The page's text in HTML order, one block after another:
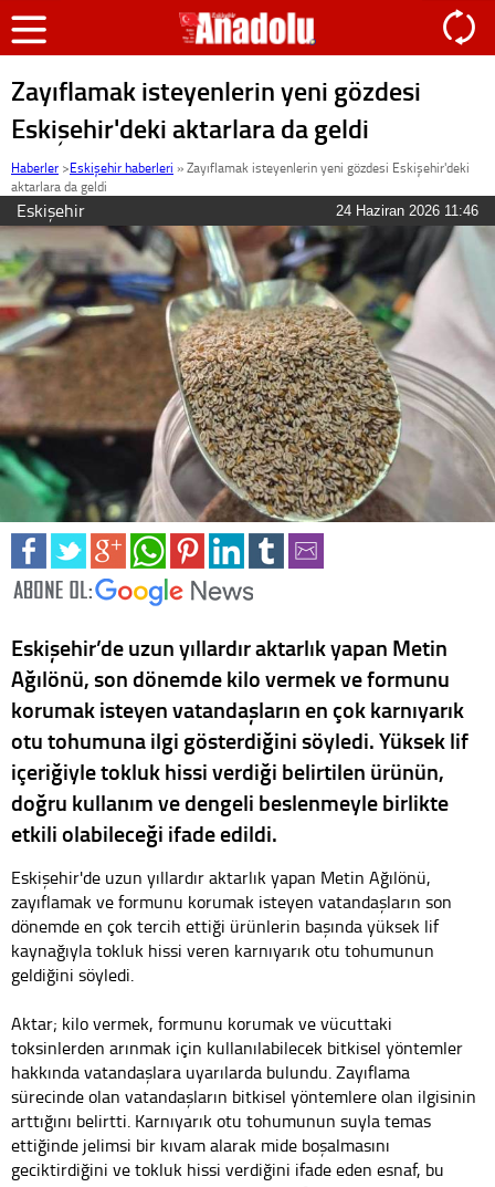
Zayıflamak isteyenlerin yeni gözdesi
Eskişehir'deki aktarlara da geldi
Haberler >Eskişehir haberleri »Zayıflamak isteyenlerin yeni gözdesi Eskişehir'deki
aktarlara da geldi
Eskişehir 24 Haziran 2026 11:46
Eskişehir’de uzun yıllardır aktarlık yapan Metin
Ağılönü, son dönemde kilo vermek ve formunu
korumak isteyen vatandaşların en çok karnıyarık
otu tohumuna ilgi gösterdiğini söyledi. Yüksek lif
içeriğiyle tokluk hissi verdiği belirtilen ürünün,
doğru kullanım ve dengeli beslenmeyle birlikte
etkili olabileceği ifade edildi.
Eskişehir'de uzun yıllardır aktarlık yapan Metin Ağılönü,
zayıflamak ve formunu korumak isteyen vatandaşların son
dönemde en çok tercih ettiği ürünlerin başında yüksek lif
kaynağıyla tokluk hissi veren karnıyarık otu tohumunun
geldiğini söyledi.
Aktar; kilo vermek, formunu korumak ve vücuttaki
toksinlerden arınmak için kullanılabilecek bitkisel yöntemler
hakkında vatandaşlara uyarılarda bulundu. Zayıflama
sürecinde olan vatandaşların bitkisel yöntemlere olan ilgisinin
arttığını belirtti. Karnıyarık otu tohumunun suyla temas
ettiğinde jelimsi bir kıvam alarak mide boşalmasını
geciktirdiğini ve tokluk hissi verdiğini ifade eden esnaf, bu